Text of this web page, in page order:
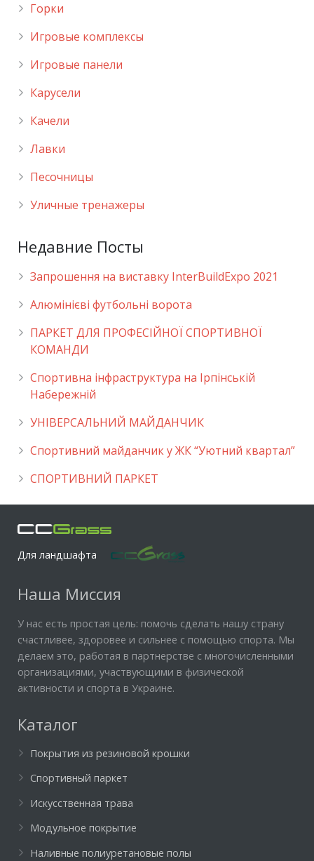
Горки
Игровые комплексы
Игровые панели
Карусели
Качели
Лавки
Песочницы
Уличные тренажеры
Недавние Посты
Запрошення на виставку InterBuildExpo 2021
Алюмінієві футбольні ворота
ПАРКЕТ ДЛЯ ПРОФЕСІЙНОЇ СПОРТИВНОЇ
КОМАНДИ
Спортивна інфраструктура на Ірпінській
Набережній
УНІВЕРСАЛЬНИЙ МАЙДАНЧИК
Cпортивний майданчик у ЖК “Уютний квартал”
СПОРТИВНИЙ ПАРКЕТ
Для ландшафта
Наша Миссия
У нас есть простая цель: помочь сделать нашу страну
счастливее, здоровее и сильнее с помощью спорта. Мы
делаем это, работая в партнерстве с многочисленными
организациями, участвующими в физической
активности и спорта в Украине.
Каталог
Покрытия из резиновой крошки
Спортивный паркет
Искусственная трава
Модульное покрытие
Наливные полиуретановые полы